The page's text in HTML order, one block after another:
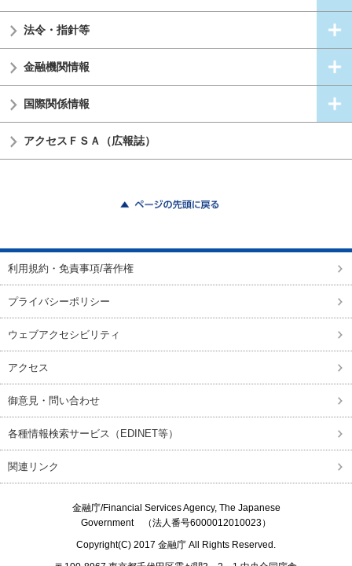
法令・指針等
金融機関情報
国際関係情報
アクセスＦＳＡ（広報誌）
利用規約・免責事項/著作権
プライバシーポリシー
ウェブアクセシビリティ
アクセス
御意見・問い合わせ
各種情報検索サービス（EDINET等）
関連リンク
金融庁/Financial Services Agency, The Japanese
Government（法人番号6000012010023）
Copyright(C) 2017 金融庁 All Rights Reserved.